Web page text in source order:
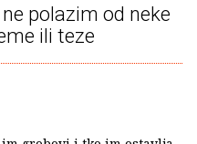
polazim od neke
ili teze